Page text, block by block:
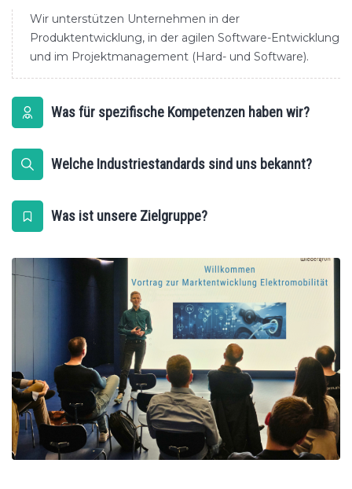
Wir unterstützen Unternehmen in der
Produktentwicklung, in der agilen Software-Entwicklung
und im Projektmanagement (Hard- und Software).
Was für spezifische Kompetenzen haben wir?
Welche Industriestandards sind uns bekannt?
Was ist unsere Zielgruppe?